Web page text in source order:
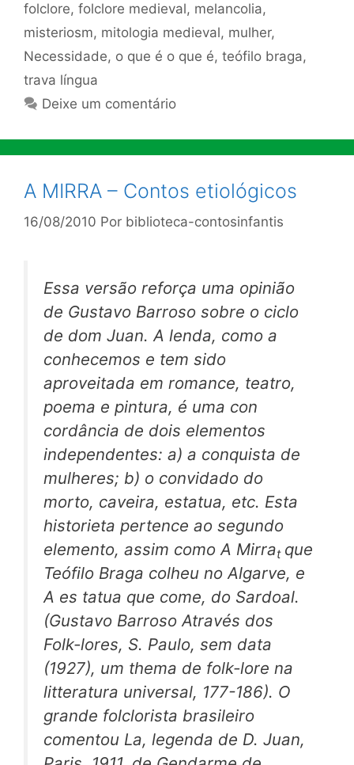
folclore, folclore medieval, melancolia,
misteriosm, mitologia medieval, mulher,
Necessidade, o que é o que é, teófilo braga,
trava língua
Deixe um comentário
A MIRRA – Contos etiológicos
16/08/2010 Por biblioteca-contosinfantis
Essa versão reforça uma opinião
de Gustavo Barroso sobre o ciclo
de dom Juan. A lenda, como a
conhecemos e tem sido
aproveitada em romance, teatro,
poema e pintura, é uma con
cordância de dois elementos
independentes: a) a conquista de
mulheres; b) o convidado do
morto, caveira, estatua, etc. Esta
historieta pertence ao segundo
elemento, assim como A Mirrat que
Teófilo Braga colheu no Algarve, e
A es tatua que come, do Sardoal.
(Gustavo Barroso Através dos
Folk-lores, S. Paulo, sem data
(1927), um thema de folk-lore na
litteratura universal, 177-186). O
grande folclorista brasileiro
comentou La, legenda de D. Juan,